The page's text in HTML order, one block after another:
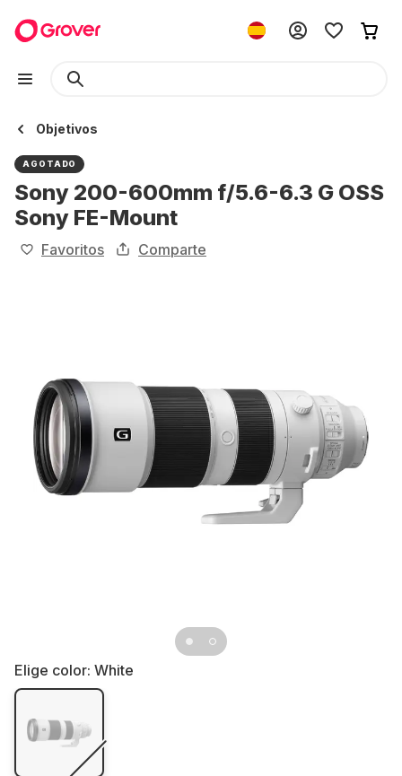
Objetivos
AGOTADO
Sony 200-600mm f/5.6-6.3 G OSS
Sony FE-Mount
Favoritos Comparte
Elige color: White